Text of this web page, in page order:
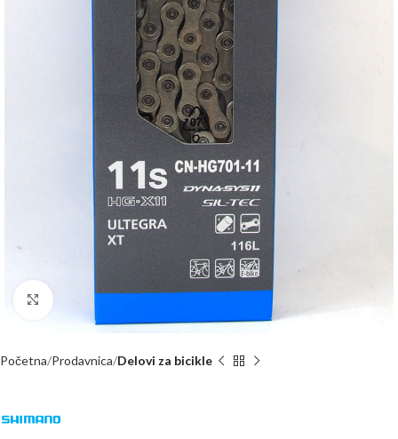
Kliknite za uvećanje
Početna Prodavnica Delovi za bicikle